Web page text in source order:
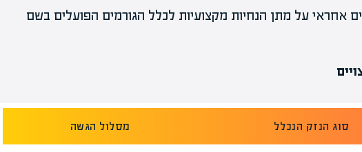
אחראי על מתן הנחיות מקצועיות לכלל הגורמים הפועלים בשם
סוג הנזק הנכלל מסלול הגשה